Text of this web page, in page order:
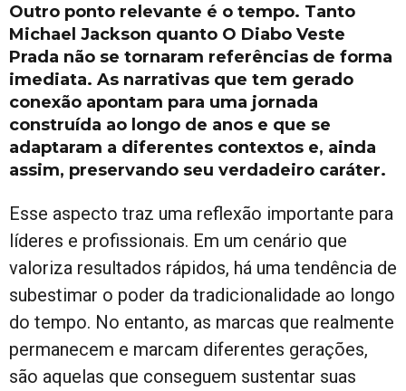
Outro ponto relevante é o tempo. Tanto
Michael Jackson quanto O Diabo Veste
Prada não se tornaram referências de forma
imediata. As narrativas que tem gerado
conexão apontam para uma jornada
construída ao longo de anos e que se
adaptaram a diferentes contextos e, ainda
assim, preservando seu verdadeiro caráter.
Esse aspecto traz uma reflexão importante para
líderes e profissionais. Em um cenário que
valoriza resultados rápidos, há uma tendência de
subestimar o poder da tradicionalidade ao longo
do tempo. No entanto, as marcas que realmente
permanecem e marcam diferentes gerações,
são aquelas que conseguem sustentar suas